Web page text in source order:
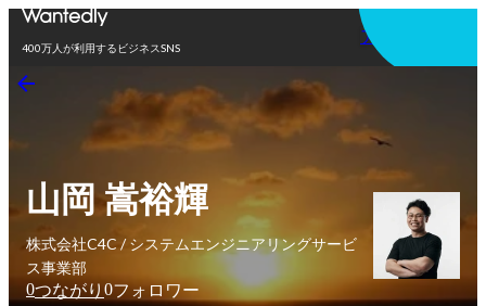
400万人が利用するビジネスSNS
アプリを使う
山岡 嵩裕輝
株式会社C4C / システムエンジニアリングサービ
ス事業部
0つながり 0フォロワー